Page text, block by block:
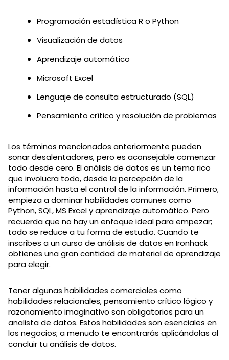
Programación estadística R o Python
Visualización de datos
Aprendizaje automático
Microsoft Excel
Lenguaje de consulta estructurado (SQL)
Pensamiento crítico y resolución de problemas
Los términos mencionados anteriormente pueden
sonar desalentadores, pero es aconsejable comenzar
todo desde cero. El análisis de datos es un tema rico
que involucra todo, desde la percepción de la
información hasta el control de la información. Primero,
empieza a dominar habilidades comunes como
Python, SQL, MS Excel y aprendizaje automático. Pero
recuerda que no hay un enfoque ideal para empezar;
todo se reduce a tu forma de estudio. Cuando te
inscribes a un curso de análisis de datos en Ironhack
obtienes una gran cantidad de material de aprendizaje
para elegir.
Tener algunas habilidades comerciales como
habilidades relacionales, pensamiento crítico lógico y
razonamiento imaginativo son obligatorios para un
analista de datos. Estos habilidades son esenciales en
los negocios; a menudo te encontrarás aplicándolas al
concluir tu análisis de datos.